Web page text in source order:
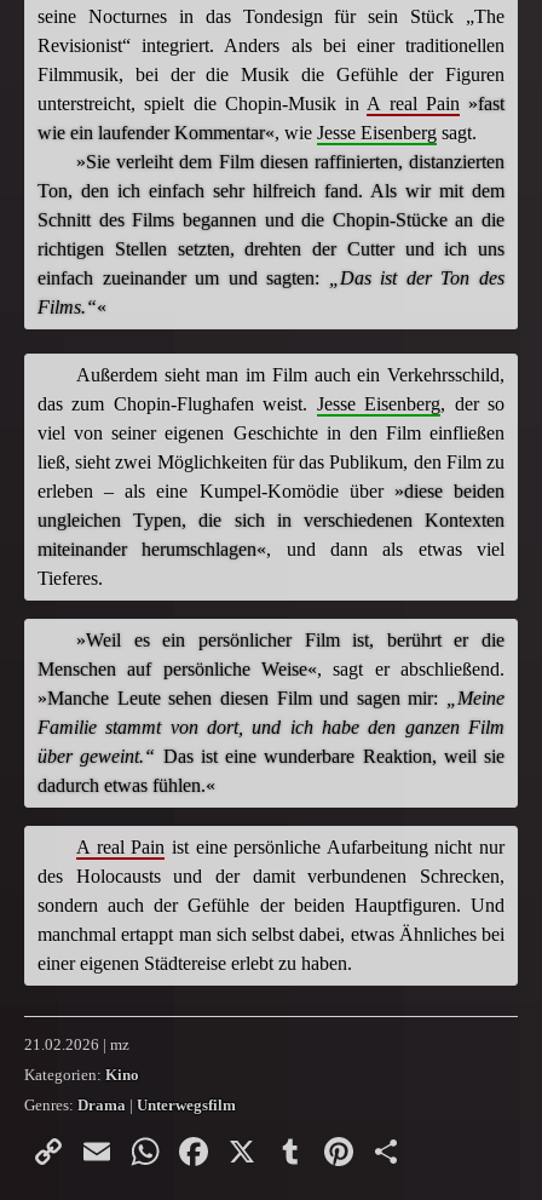
seine Nocturnes in das Tondesign für sein Stück „The
Revisionist“ integriert. Anders als bei einer traditionellen
Filmmusik, bei der die Musik die Gefühle der Figuren
unterstreicht, spielt die Chopin-Musik in A real Pain »fast
wie ein laufender Kommentar«, wie Jesse Eisenberg sagt.
»Sie verleiht dem Film diesen raffinierten, distanzierten
Ton, den ich einfach sehr hilfreich fand. Als wir mit dem
Schnitt des Films begannen und die Chopin-Stücke an die
richtigen Stellen setzten, drehten der Cutter und ich uns
einfach zueinander um und sagten:
„Das ist der Ton des
Films.“«
Außerdem sieht man im Film auch ein Verkehrsschild,
das zum Chopin-Flughafen weist. Jesse Eisenberg, der so
viel von seiner eigenen Geschichte in den Film einfließen
ließ, sieht zwei Möglichkeiten für das Publikum, den Film zu
erleben – als eine Kumpel-Komödie über »diese beiden
ungleichen Typen, die sich in verschiedenen Kontexten
miteinander herumschlagen«, und dann als etwas viel
Tieferes.
»Weil es ein persönlicher Film ist, berührt er die
Menschen auf persönliche Weise«, sagt er abschließend.
»Manche Leute sehen diesen Film und sagen mir:
„Meine
Familie stammt von dort, und ich habe den ganzen Film
über geweint.“ Das ist eine wunderbare Reaktion, weil sie
dadurch etwas fühlen.«
A real Pain ist eine persönliche Aufarbeitung nicht nur
des Holocausts und der damit verbundenen Schrecken,
sondern auch der Gefühle der beiden Hauptfiguren. Und
manchmal ertappt man sich selbst dabei, etwas Ähnliches bei
einer eigenen Städtereise erlebt zu haben.
21.02.2026 | mz
Kategorien: Kino
Genres: Drama Unterwegsfilm
CopyEmailWhatsApp
Facebook
X TumblrPinterest